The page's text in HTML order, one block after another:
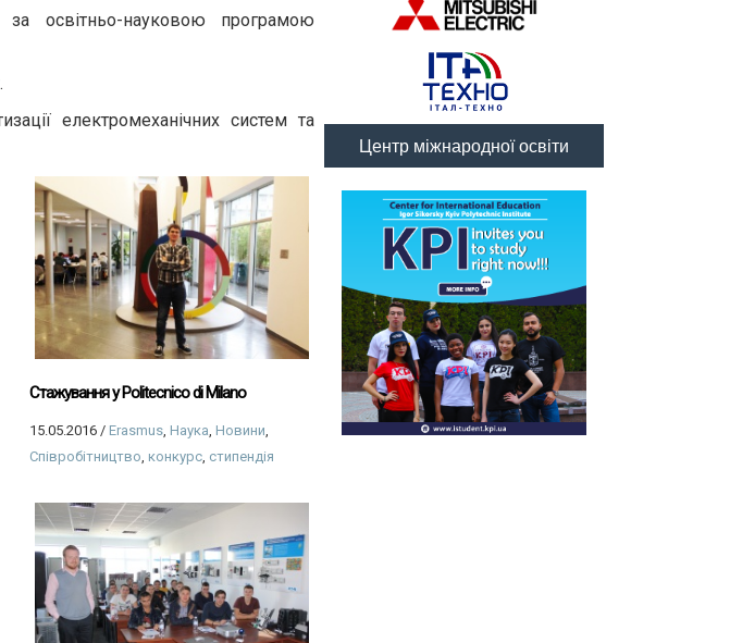
освітньо-науковою програмою
.
електромеханічних систем та
Cтажування у Politecnico di Milano
15.05.2016 / Erasmus, Наука, Новини,
Співробітництво, конкурс, стипендія
Центр міжнародної освіти